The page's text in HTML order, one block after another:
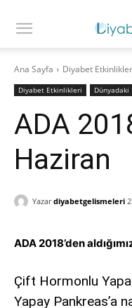
Ana Sayfa Diyabet
Diyabet Etkinlikleri
ADA
Haziran
Yazar diyabetgelismeleri
ADA 2018’den
Çift Hormonlu
Yapay Pankreas’a